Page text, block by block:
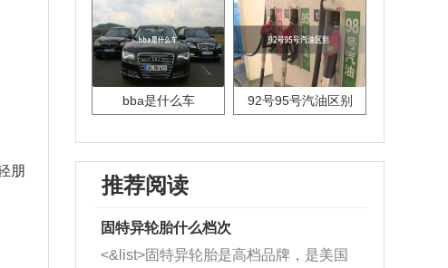
朋
bba是什么车 92号95号汽油区别
推荐阅读
固特异轮胎什么档次
<&list>固特异轮胎是高档品牌，是美国